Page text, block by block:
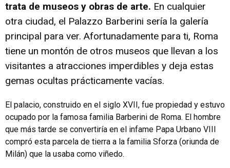
trata de museos y obras de arte. En cualquier
otra ciudad, el Palazzo Barberini sería la galería
principal para ver. Afortunadamente para ti, Roma
tiene un montón de otros museos que llevan a los
visitantes a atracciones imperdibles y deja estas
gemas ocultas prácticamente vacías.
El palacio, construido en el siglo XVII, fue propiedad y estuvo
ocupado por la famosa familia Barberini de Roma. El hombre
que más tarde se convertiría en el infame Papa Urbano VIII
compró esta parcela de tierra a la familia Sforza (oriunda de
Milán) que la usaba como viñedo.